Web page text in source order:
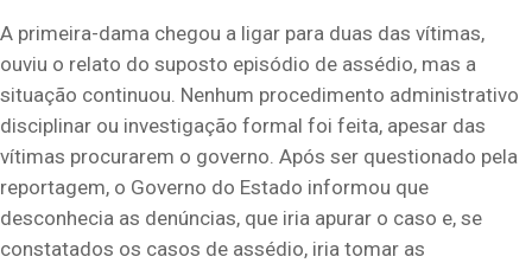
A primeira-dama chegou a ligar para duas das vítimas,
ouviu o relato do suposto episódio de assédio, mas a
situação continuou. Nenhum procedimento administrativo
disciplinar ou investigação formal foi feita, apesar das
vítimas procurarem o governo. Após ser questionado pela
reportagem, o Governo do Estado informou que
desconhecia as denúncias, que iria apurar o caso e, se
constatados os casos de assédio, iria tomar as